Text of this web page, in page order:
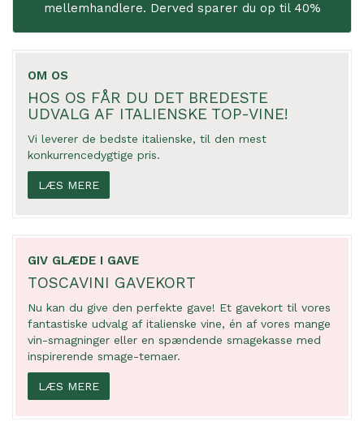
mellemhandlere. Derved sparer du op til 40%
OM OS
HOS OS FÅR DU DET BREDESTE
UDVALG AF ITALIENSKE TOP-VINE!
Vi leverer de bedste italienske, til den mest
konkurrencedygtige pris.
LÆS MERE
GIV GLÆDE I GAVE
TOSCAVINI GAVEKORT
Nu kan du give den perfekte gave! Et gavekort til vores
fantastiske udvalg af italienske vine, én af vores mange
vin-smagninger eller en spændende smagekasse med
inspirerende smage-temaer.
LÆS MERE